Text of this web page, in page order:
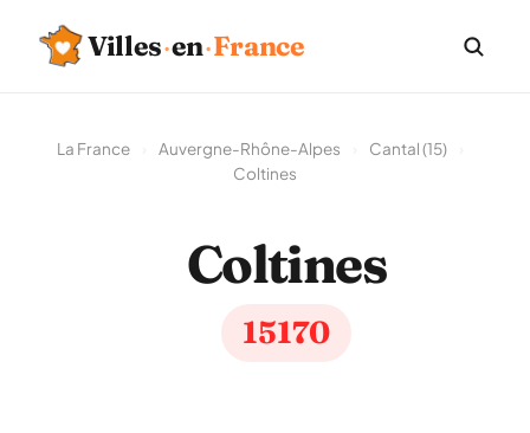
Villes·en·France
La France Auvergne-Rhône-Alpes Cantal (15)
Coltines
Coltines
15170